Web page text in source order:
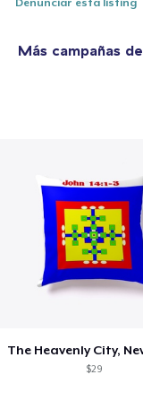
Denunciar esta listing
Más campañas de
$29